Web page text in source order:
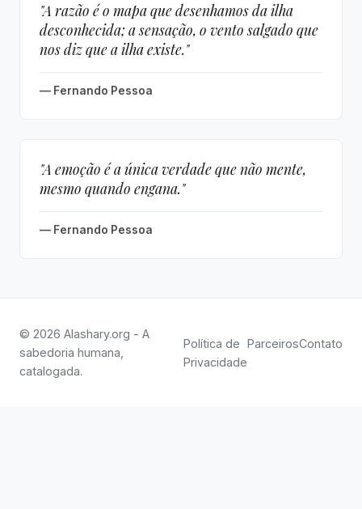
"A razão é o mapa que desenhamos da ilha
desconhecida; a sensação, o vento salgado que
nos diz que a ilha existe."
— Fernando Pessoa
"A emoção é a única verdade que não mente,
mesmo quando engana."
— Fernando Pessoa
© 2026 Alashary.org - A
sabedoria humana,
catalogada.
Política de
Privacidade
ParceirosContato